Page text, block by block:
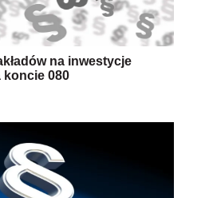
na inwestycje
koncie 080